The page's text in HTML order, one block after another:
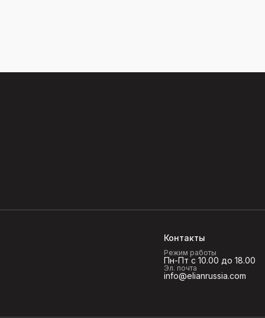
Контакты
Режим работы
Пн-Пт с 10.00 до 18.00
Эл. почта
info@elianrussia.com